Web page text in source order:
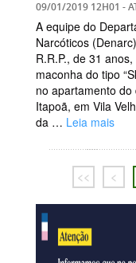
09/01/2019 12H01 -
A equipe do
Narcóticos
R.R.P., de 31
maconha do tipo
no apartamento
Itapoã, em Vila
da … Leia mais
<< <